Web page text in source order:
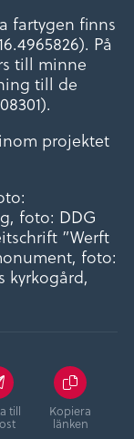
fartygen finns
På
till minne
till de
projektet
foto: DDG
”Werft
foto:
kyrkogård,
till Kopiera
länken